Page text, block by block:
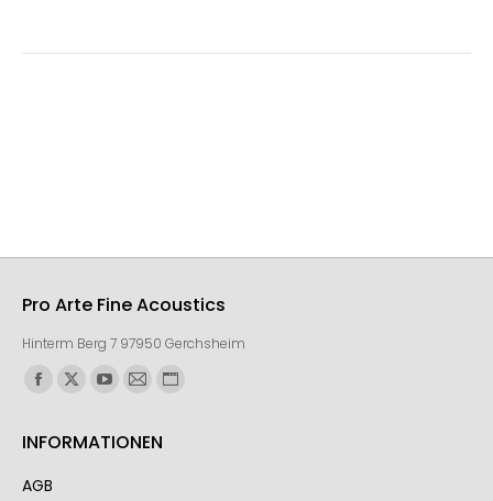
Pro Arte Fine Acoustics
Hinterm Berg 7 97950 Gerchsheim
Finden Sie uns auf:
INFORMATIONEN
AGB